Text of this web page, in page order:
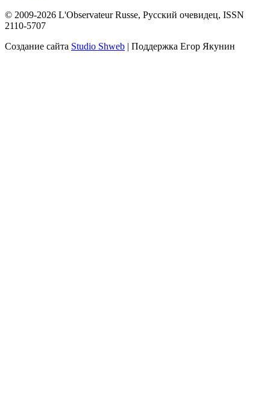
© 2009-2026 L'Observateur Russe, Русский очевидец, ISSN
2110-5707
Создание сайта Studio Shweb | Поддержка Егор Якунин